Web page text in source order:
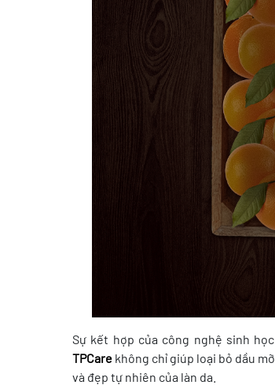
Sự kết hợp của công nghệ sinh
TPCare không chỉ giúp loại bỏ dầu
và đẹp tự nhiên của làn da.